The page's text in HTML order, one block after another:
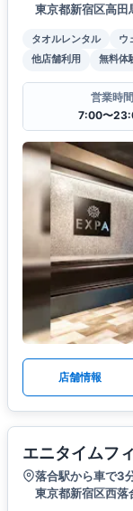
東京都新宿区高
タオルレンタル ウ
他店舗利用
無料体
営業時間
7:00〜
店舗情報
エニタイムフ
落合駅から車で3
東京都新宿区西